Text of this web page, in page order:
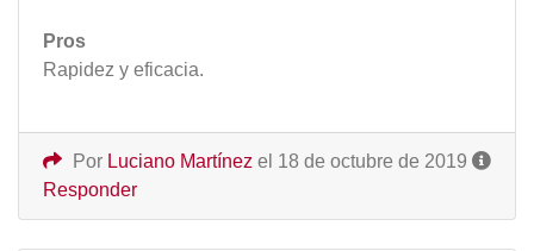
Pros
Rapidez y eficacia.
Por Luciano Martínez el 18 de octubre de 2019
Responder